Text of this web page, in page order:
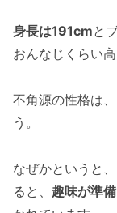
身長は191cmと
おんなじくらい
不角源の性格は
う。
なぜかというと
ると、 趣味が準備